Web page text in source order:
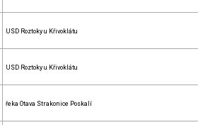
USD Roztoky u Křivoklátu
USD Roztoky u Křivoklátu
řeka Otava Strakonice Poskalí